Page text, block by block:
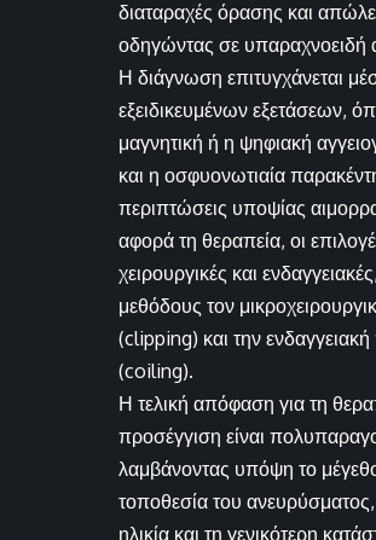
διαταραχές όρασης και
οδηγώντας σε υπαραχνοειδή
Η διάγνωση επιτυγχάνεται
εξειδικευμένων εξετάσεων,
μαγνητική ή η ψηφιακή
και η οσφυονωτιαία
περιπτώσεις υποψίας
αφορά τη θεραπεία, οι
χειρουργικές και
μεθόδους τον
(clipping) και την ενδαγγειακή
(coiling).
Η τελική απόφαση για τη
προσέγγιση είναι
λαμβάνοντας υπόψη το
τοποθεσία του
ηλικία και τη γενικότερη